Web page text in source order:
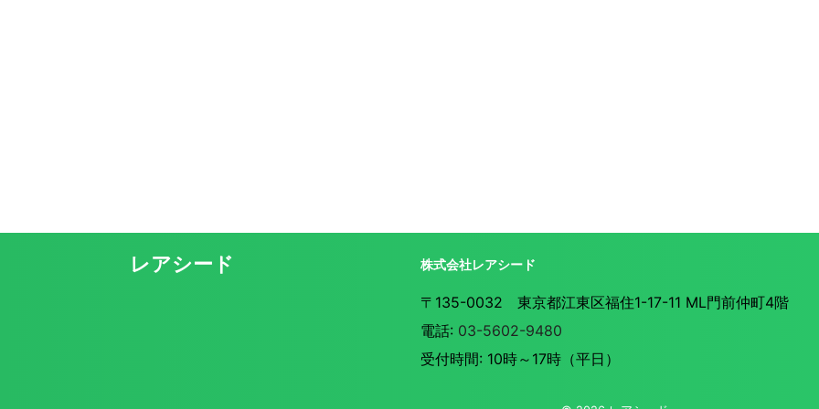
株式会社レアシード
〒135-0032 東京都江東区福住1-17-11 ML門前仲町4階
電話: 03-5602-9480
受付時間: 10時～17時（平日）
レアシード